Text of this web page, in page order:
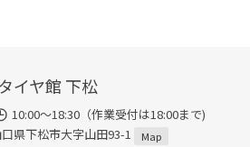
タイヤ館 下松
10:00～18:30（作業受付は18:00まで)
県下松市大字山田93-1
Map